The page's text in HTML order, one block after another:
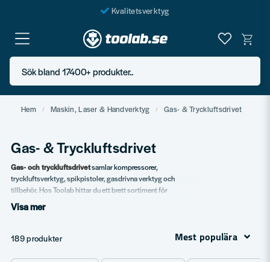
Kvalitetsverktyg
Fraktfritt över 999 SEK*
En järnhandel för alla
Butik i Göteborg
Sök bland 17400+ produkter..
Hem Maskin, Laser & Handverktyg Gas- & Tryckluftsdrivet
Gas- & Tryckluftsdrivet
Gas- och tryckluftsdrivetsamlar kompressorer,
tryckluftsverktyg, spikpistoler, gasdrivna verktyg och
tillbehör. Hos Toolab hittar du ett brett sortiment för
proffsbruk. Vi använder produkterna själva och vet vilka
modeller som klarar daglig drift.
Vårt sortiment
Visa mer
189 produkter Mest populära